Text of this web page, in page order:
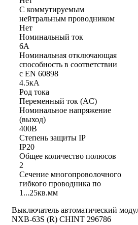
С коммутируемым
нейтральным проводником
Нет
Номинальный ток
6А
Номинальная отключающая
способность в соответствии
с EN 60898
4.5кА
Род тока
Переменный ток (AC)
Номинальное напряжение
(выход)
400В
Степень защиты IP
IP20
Общее количество полюсов
2
Сечение многопроволочного
гибкого проводника по
1...25кв.мм
Выключатель автоматический
NXB-63S (R) CHINT 296786